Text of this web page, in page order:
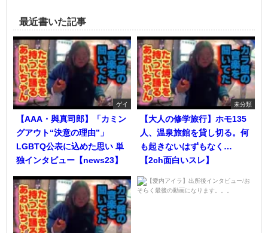
最近書いた記事
ゲイ
【AAA・與真司郎】「カミン
グアウト“決意の理由”」
LGBTQ公表に込めた思い 単
独インタビュー【news23】
未分類
【大人の修学旅行】ホモ135
人、温泉旅館を貸し切る。何
も起きないはずもなく…
【2ch面白いスレ】